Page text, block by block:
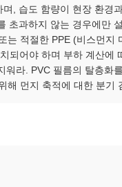
, 습도 함량이 현장 환경
초과하지 않는 경우에만
는 적절한 PPE (비스먼
되어야 하며 부하 계산에
라. PVC 필름의 탈층화
해 먼지 축적에 대한 분기